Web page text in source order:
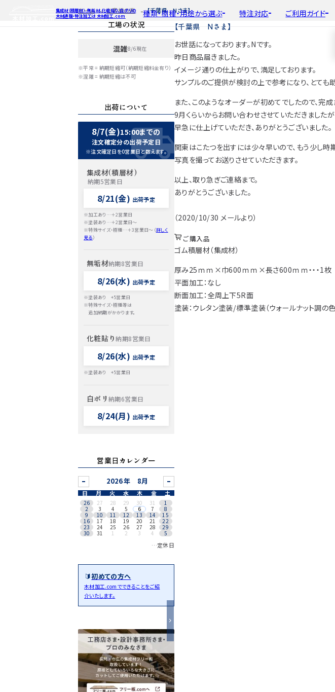
集成材（積層材）、無垢材、化粧貼り、白ポリの
木材通販・特注加工は 木材加工.com
種類・樹種・用途から選ぶ
種類・樹種・用途から選ぶ Choose by Type and
カット・加工・塗装
フルオーダー集成材(積層材)
図面をお持ちの方へ
今すぐお見積もり依頼
関連商品
種
用途
特注対応
特注対応Processing
カット・加工・塗装
フルオーダー 集成材(積層材)
図面をお持ちの方へ
今すぐお見積もり依頼
関連商品
表面仕上
塗装
木材加工講座
ご利用ガイド
ご利用ガイド Guide
カット・加工・塗装
フルオーダー集成材(積層材)
図面をお持ちの方へ
今すぐお見積もり依頼
関連商品
初
お見
変更
納期
お支
カット・塗装のみ
カット・加工・塗装
フルオーダー集成材(積層材)
図面をお持ちの方
今すぐお見積もり依頼
関連商品
ホーム お客様の声 【千葉県 Nさま】
【千葉県 Nさま】
お世話になっております。Nです。
昨日商品届きました。
イメージ通りの仕上がりで、満足しております。
サンプルのご提供が検討の上で参考になり、とても
また、このようなオーダーが初めてでしたので、完
9月くらいからお問い合わせさせていただきましたが
早急に仕上げていただき、ありがとうございました。
関東はこたつを出すには少々早いので、もう少し時
写真を撮ってお送りさせていただきます。
以上、取り急ぎご連絡まで。
ありがとうございました。
（2020/10/30 メールより）
ご購入品
ゴム積層材（集成材）
厚み25ｍｍ×巾600ｍｍ×長さ600ｍｍ・・・1枚
平面加工：なし
断面加工：全周上下5R面
塗装：ウレタン塗装/標準塗装（ウォールナット調の色
工場の状況
混雑8/6現在
※平常 = 納期短縮可（納期短縮料金有り）
※混雑 = 納期短縮は不可
出荷について
8/7(金)15:00までの
注文確定分の出荷予定日
※注文確定日を0営業日と数えます。
集成材(積層材)
納期5営業日
8/21(金) 出荷予定
※加工あり…＋2営業日
※塗装あり…＋2営業日～
※特殊サイズ・樹種…＋3営業日～（詳しく
見る）
無垢材納期8営業日
8/26(水) 出荷予定
※塗装あり +5営業日
※特殊サイズ・樹種等は
追加納期がかかります。
化粧貼り納期8営業日
8/26(水) 出荷予定
※塗装あり +5営業日
白ポリ納期6営業日
8/24(月) 出荷予定
営業日カレンダー
8月
日 月 火 水 木 金 土
26 27 28 29 30 31
1
2
3 4 5 6 7
8
9
10 11 12 13 14
15
16
17 18 19 20 21
22
23
24 25 26 27 28
29
30
31 1 2 3 4 5
…定休日
初めての方へ
木材加工.comでできることをご紹
介いたします。